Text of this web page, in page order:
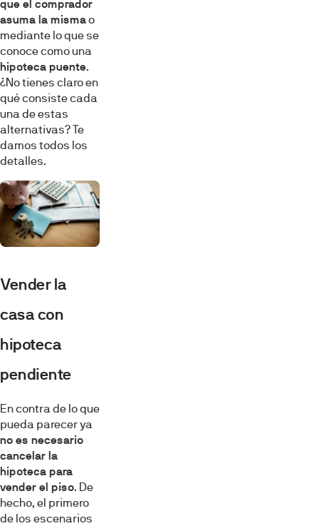
que el comprador
asuma la mismao
mediante lo que se
conoce como una
hipoteca puente.
¿No tienes claro en
qué consiste cada
una de estas
alternativas? Te
damos todos los
detalles.
Vender la
casa con
hipoteca
pendiente
En contra de lo que
pueda parecer ya
no es necesario
cancelar la
hipoteca para
vender el piso. De
hecho, el primero
de los escenarios